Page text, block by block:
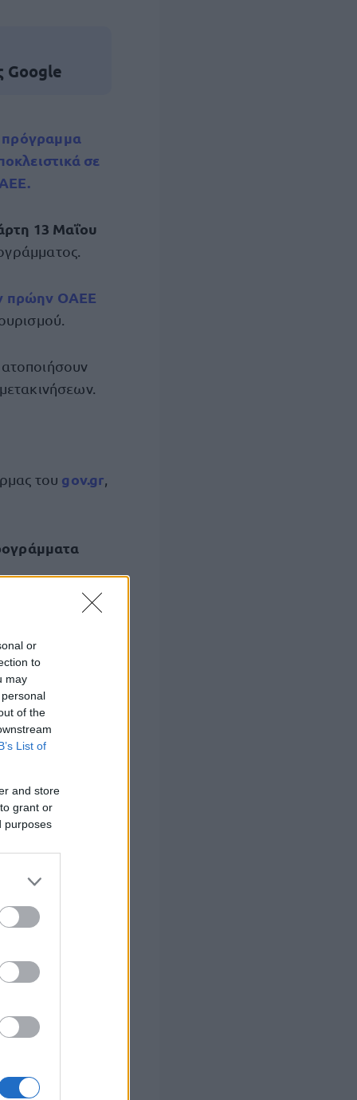
or
to
may
of the
List of
and store
grant or
purposes
Google
σε
13 Μαΐου
πρώην ΟΑΕΕ
του gov.gr
του